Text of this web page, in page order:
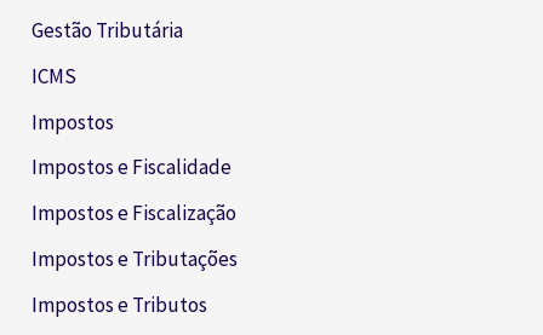
Gestão Tributária
ICMS
Impostos
Impostos e Fiscalidade
Impostos e Fiscalização
Impostos e Tributações
Impostos e Tributos